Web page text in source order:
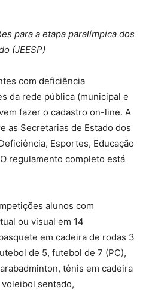
para a etapa paralímpica dos
(JEESP)
com deficiência
da rede pública (municipal e
fazer o cadastro on-line. A
as Secretarias de Estado dos
Esportes, Educação
regulamento completo está
alunos com
ou visual em 14
em cadeira de rodas 3
de 5, futebol de 7 (PC),
tênis em cadeira
sentado,